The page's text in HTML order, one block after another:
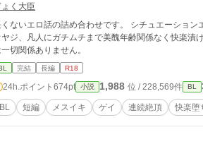
く大臣
ないエロ話の詰め合わせです。 シチュエーショ
ジ、凡人にガチムチまで美醜年齢関係なく快楽
切関係ありません。
完結 長編 R18
24h.ポイント 674pt 小説 1,988 位 / 228,569件 BL
BL 短編 メスイキ ゲイ 連続絶頂 快楽堕